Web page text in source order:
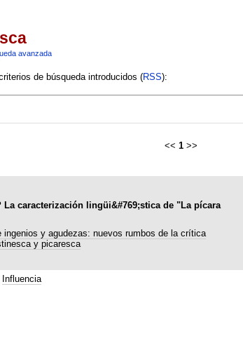
avanzada
de búsqueda introducidos (RSS):
<< 1 >>
caracterización lingüi&#769;stica de "La pícara
y agudezas: nuevos rumbos de la crítica
y picaresca
Influencia